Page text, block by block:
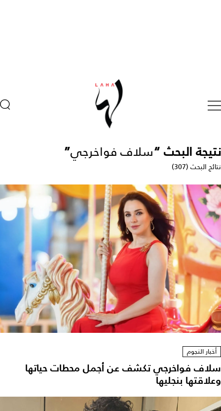
نتيجة البحث “سلاف فواخرجي”
نتائج البحث (307)
أخبار النجوم
سلاف فواخرجي تكشف عن أجمل محطات حياتها
وعلاقتها بنجليها